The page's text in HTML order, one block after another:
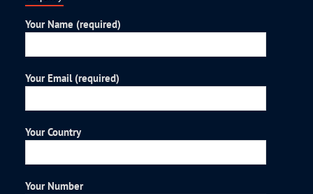
Your Name (required)
Your Email (required)
Your Country
Your Number